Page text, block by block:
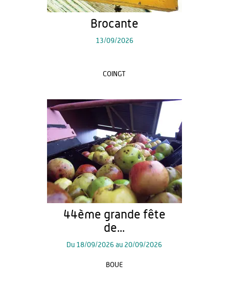
Brocante
13/09/2026
COINGT
44ème grande fête
de...
Du 18/09/2026 au 20/09/2026
BOUE